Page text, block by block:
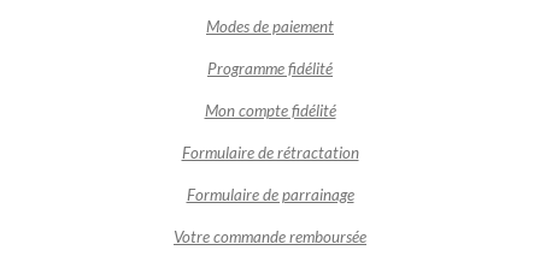
Modes de paiement
Programme fidélité
Mon compte fidélité
Formulaire de rétractation
Formulaire de parrainage
Votre commande remboursée